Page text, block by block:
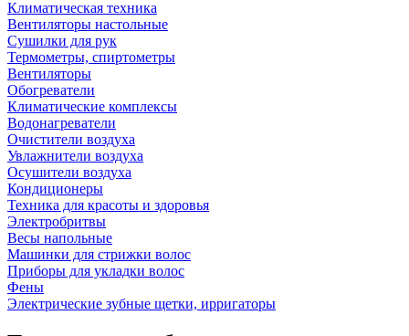
Климатическая техника
Вентиляторы настольные
Сушилки для рук
Термометры, спиртометры
Вентиляторы
Обогреватели
Климатические комплексы
Водонагреватели
Очистители воздуха
Увлажнители воздуха
Осушители воздуха
Кондиционеры
Техника для красоты и здоровья
Электробритвы
Весы напольные
Машинки для стрижки волос
Приборы для укладки волос
Фены
Электрические зубные щетки, ирригаторы